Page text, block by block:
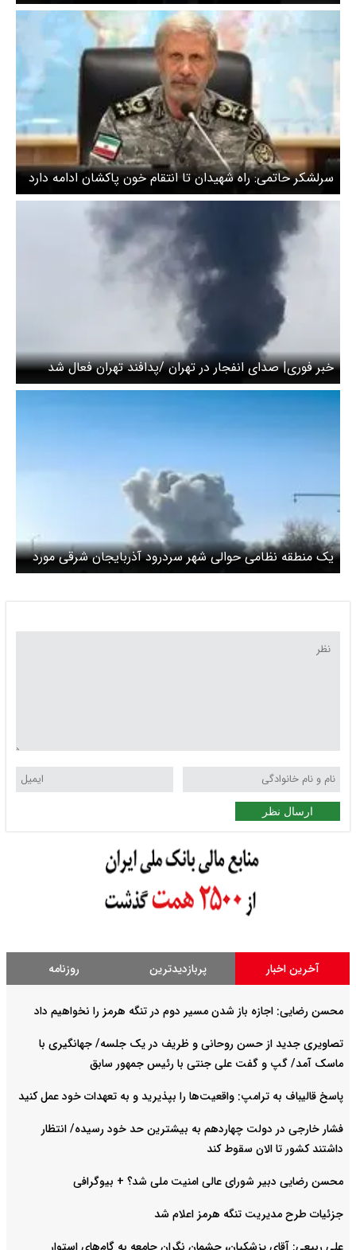
سرلشکر حاتمی: راه شهیدان تا انتقام خون پاک‍شان ادامه دارد
خبر فوری‌| صدای انفجار در تهران /پدافند تهران فعال شد
یک منطقه نظامی حوالی شهر سردرود آذربایجان شرقی مورد
حمله قرار گفت
ارسال نظر
آخرین اخبار پربازدیدترین روزنامه
محسن رضایی: اجازه باز شدن مسیر دوم در تنگه هرمز را نخواهیم داد
تصاویری جدید از حسن روحانی و ظریف در یک جلسه/ جهانگیری با
ماسک آمد/ گپ و گفت علی جنتی با رئیس جمهور سابق
پاسخ قالیباف به ترامپ: واقعیت‌ها را بپذیرید و به تعهدات خود عمل کنید
فشار خارجی در دولت چهاردهم به بیشترین حد خود رسیده/ انتظار
داشتند کشور تا الان سقوط کند
محسن رضایی دبیر شورای عالی امنیت ملی شد؟ + بیوگرافی
جزئیات طرح مدیریت تنگه هرمز اعلام شد